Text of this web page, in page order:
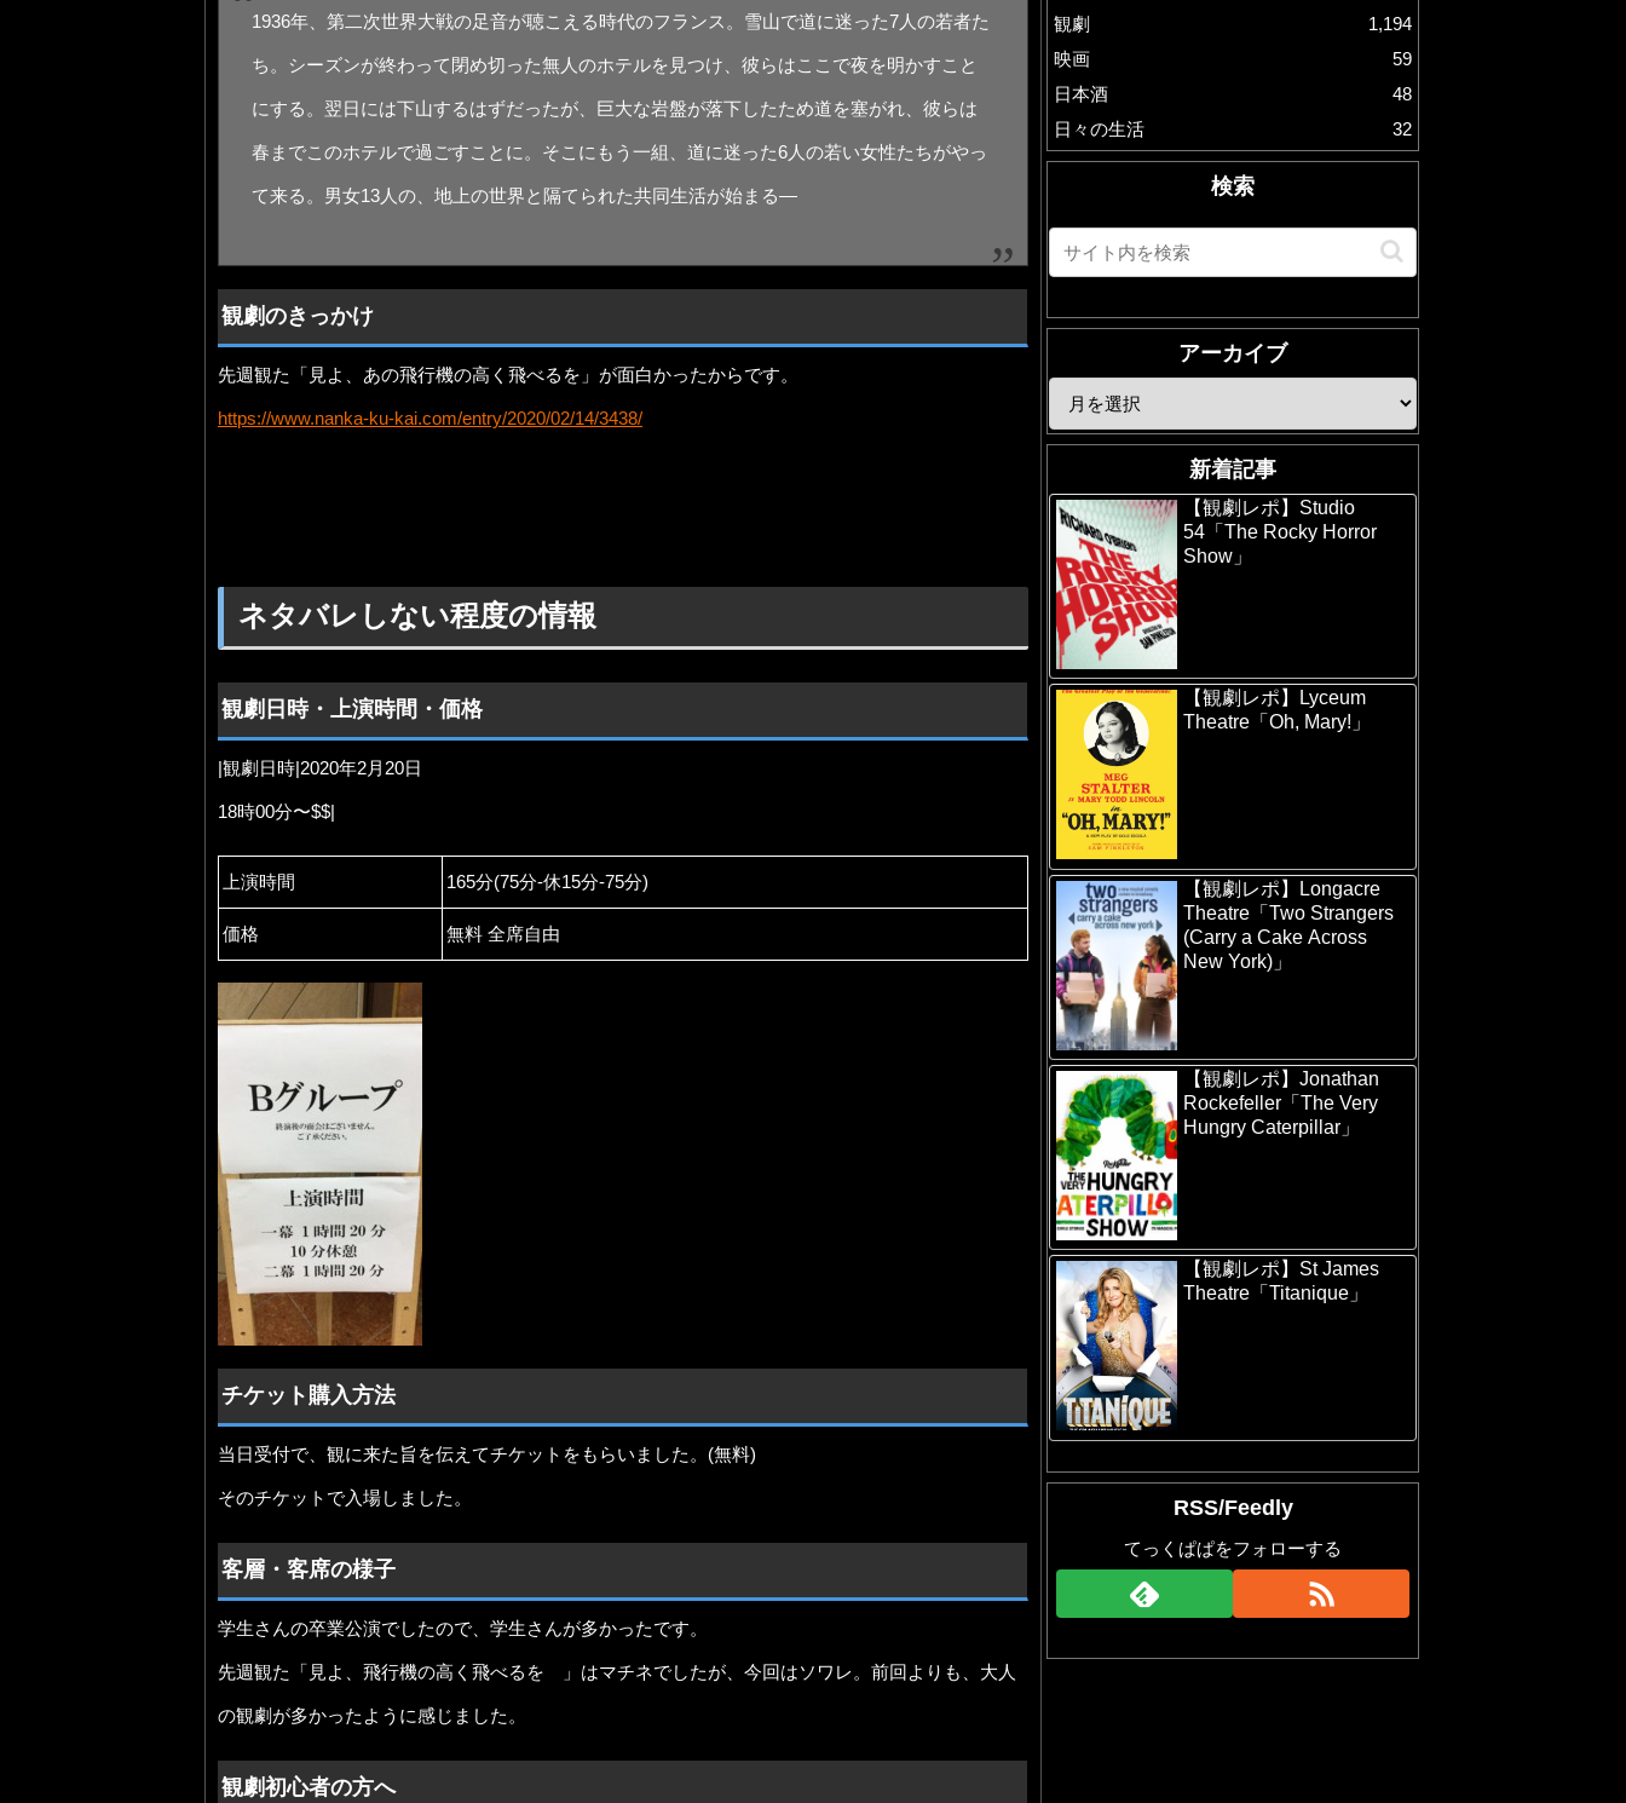
1936年、第二次世界大戦の足音が聴こえる時代のフランス。雪山で道に迷った7人の若者た
ち。シーズンが終わって閉め切った無人のホテルを見つけ、彼らはここで夜を明かすこと
にする。翌日には下山するはずだったが、巨大な岩盤が落下したため道を塞がれ、彼らは
春までこのホテルで過ごすことに。そこにもう一組、道に迷った6人の若い女性たちがやっ
て来る。男女13人の、地上の世界と隔てられた共同生活が始まる―
観劇のきっかけ
先週観た「見よ、あの飛行機の高く飛べるを」が面白かったからです。
https://www.nanka-ku-kai.com/entry/2020/02/14/3438/
ネタバレしない程度の情報
観劇日時・上演時間・価格
|観劇日時|2020年2月20日
18時00分〜$$|
上演時間 165分(75分-休15分-75分)
価格 無料 全席自由
チケット購入方法
当日受付で、観に来た旨を伝えてチケットをもらいました。(無料)
そのチケットで入場しました。
客層・客席の様子
学生さんの卒業公演でしたので、学生さんが多かったです。
先週観た「見よ、飛行機の高く飛べるを 」はマチネでしたが、今回はソワレ。前回よりも、大人
の観劇が多かったように感じました。
観劇初心者の方へ
観劇
1,194
映画
59
日本酒
48
日々の生活
32
検索
アーカイブ
新着記事
【観劇レポ】Studio
54「The Rocky Horror
Show」
【観劇レポ】Lyceum
Theatre「Oh, Mary!」
【観劇レポ】Longacre
Theatre「Two Strangers
(Carry a Cake Across
New York)」
【観劇レポ】Jonathan
Rockefeller「The Very
Hungry Caterpillar」
【観劇レポ】St James
Theatre「Titanique」
RSS/Feedly
てっくぱぱをフォローする